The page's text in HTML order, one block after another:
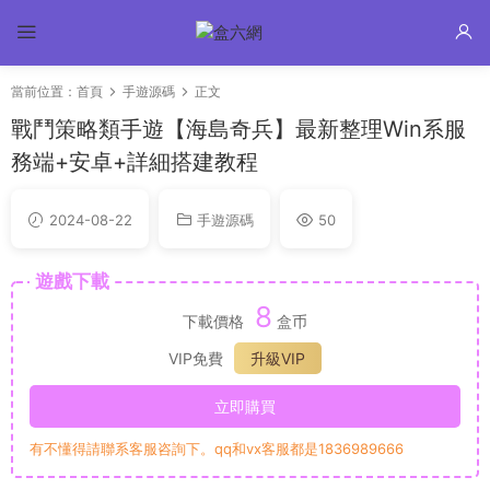
當前位置： 首頁 手遊源碼 正文
戰鬥策略類手遊【海島奇兵】最新整理Win系服
務端+安卓+詳細搭建教程
2024-08-22 手遊源碼 50
遊戲下載
下載價格 8 盒币
VIP免費
升級VIP
立即購買
有不懂得請聯系客服咨詢下。qq和vx客服都是1836989666